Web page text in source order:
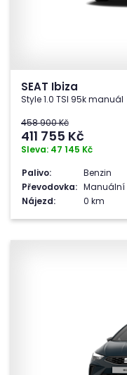
SEAT Ibiza
Style 1.0 TSI 95k manuál
458 900 Kč
411 755 Kč
Sleva: 47 145 Kč
Palivo:
Benzin
Převodovka: Manuální
Nájezd:
0 km